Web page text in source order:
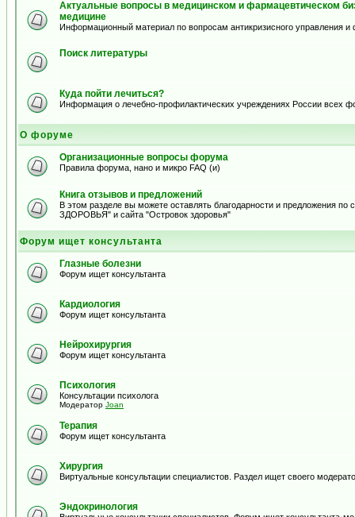
Актуальные вопросы в медицинском и фармацевтическом
медицине
Информационный материал по вопросам антикризисного управления и
Поиск литературы
Куда пойти лечиться?
Информация о лечебно-профилактических учреждениях России всех
О форуме
Организационные вопросы форума
Правила форума, нано и микро FAQ (и)
Книга отзывов и предложений
В этом разделе вы можете оставлять благодарности и предложения
ЗДОРОВЬЯ" и сайта "Островок здоровья"
Форум ищет консультанта
Глазные болезни
Форум ищет консультанта
Кардиология
Форум ищет консультанта
Нейрохирургия
Форум ищет консультанта
Психология
Консультации психолога
Модератор Joan
Терапия
Форум ищет консультанта
Хирургия
Виртуальные консультации специалистов. Раздел ищет своего
Эндокринология